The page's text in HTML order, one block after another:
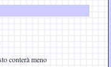
conterà meno